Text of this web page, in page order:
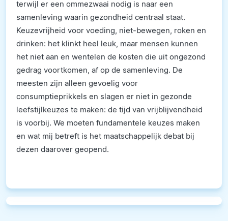
terwijl er een ommezwaai nodig is naar een
samenleving waarin gezondheid centraal staat.
Keuzevrijheid voor voeding, niet-bewegen, roken en
drinken: het klinkt heel leuk, maar mensen kunnen
het niet aan en wentelen de kosten die uit ongezond
gedrag voortkomen, af op de samenleving. De
meesten zijn alleen gevoelig voor
consumptieprikkels en slagen er niet in gezonde
leefstijlkeuzes te maken: de tijd van vrijblijvendheid
is voorbij. We moeten fundamentele keuzes maken
en wat mij betreft is het maatschappelijk debat bij
dezen daarover geopend.